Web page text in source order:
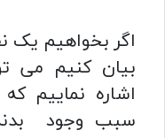
اگر بخواهیم
بیان کنیم می
اشاره نماییم
سبب وجود